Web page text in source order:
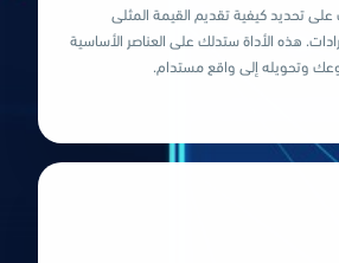
تحديد كيفية تقديم القيمة المثلى
هذه الأداة ستدلك على العناصر الأساسية
وتحويله إلى واقع مستدام.
تحديد كيفية تقديم القيمة المثلى
هذه الأداة ستدلك على العناصر الأساسية
وتحويله إلى واقع مستدام.